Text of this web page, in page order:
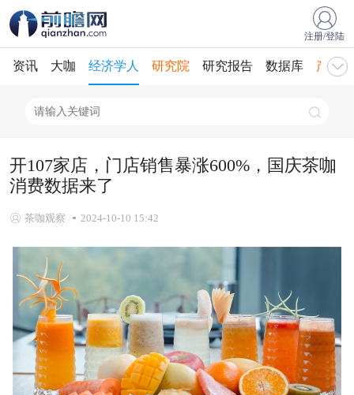
注册/登陆
资讯 大咖 经济学人 研究院 研究报告 数据库 产业
开107家店，门店销售暴涨600%，国庆茶咖
消费数据来了
茶咖观察 2024-10-10 15:42